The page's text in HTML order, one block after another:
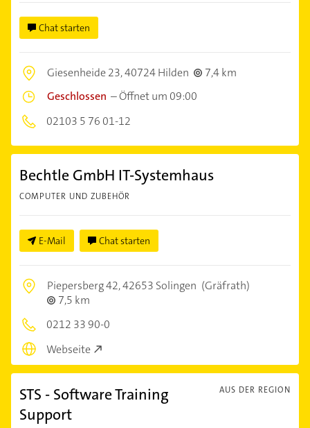
Chat starten
Giesenheide 23,40724 Hilden
7,4 km
Geschlossen –Öffnet um 09:00
02103 5 76 01-12
Bechtle GmbH IT-Systemhaus
COMPUTER UND ZUBEHÖR
E-Mail Chat starten
Piepersberg 42,42653 Solingen (Gräfrath)
7,5 km
0212 33 90-0
Webseite
AUS DER REGION
STS - Software Training
Support